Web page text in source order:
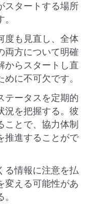
スタートする場所
度も見直し、全体
両方について明確
からスタートし直
に不可欠です。
テータスを定期的
況を把握する。彼
ことで、協力体制
推進することがで
る情報に注意を払
変える可能性があ